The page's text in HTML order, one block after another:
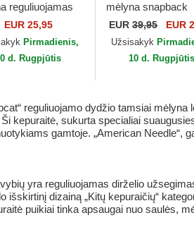
reguliuojamas
Outline New
MLB
EUR 25,95
Pirmadienis,
d. Rugpjūtis
mėlyna snapback
Printed Cord
Needle
EUR39,95 EUR
Užsisakyk
10 d. Rugpjūtis
reguliuojamo dydžio tamsiai
kepuraitė, sukurta specialiai
gamtoje. „American
yra reguliuojamas dirželio
išskirtinį dizainą „Kitų kepuraičių“
puikiai tinka apsaugai nuo saulės,